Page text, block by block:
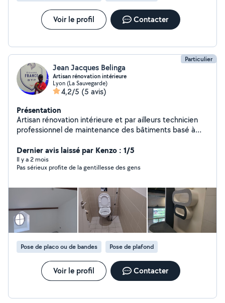
Voir le profil Contacter
Particulier
Jean Jacques Belinga
Artisan rénovation intérieure
Lyon (La Sauvegarde)
4,2/5 (5 avis)
Présentation
Artisan rénovation intérieure et par ailleurs technicien
professionnel de maintenance des bâtiments basé à
des travaux de peinture, pose des papiers peints, toiles
de verre, serrurerie, carrelage, pose des parquets,
serrurerie, plomberie sanitaire, électricité, montage des
ossatures ,jointoiement, ponçage, montage des
meubles etc... Ces compétences acquises lors de ma
formation professionnelle et l'expérience sur le terrain
s'expriment dans les rendus minutieux, fins et
impeccables livrés aux clients. Disponible
immédiatement, l'exactitude dans les délais de livraison
est garantie.
Dernier avis laissé par Kenzo : 1/5
Il y a 2 mois
Pas sérieux profite de la gentillesse des gens
Pose de placo ou de bandes Pose de plafond
Voir le profil Contacter